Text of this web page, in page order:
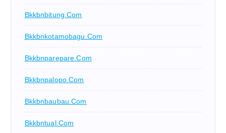
Bkkbnbitung.com
Bkkbnkotamobagu.com
Bkkbnparepare.com
Bkkbnpalopo.com
Bkkbnbaubau.com
Bkkbntual.com